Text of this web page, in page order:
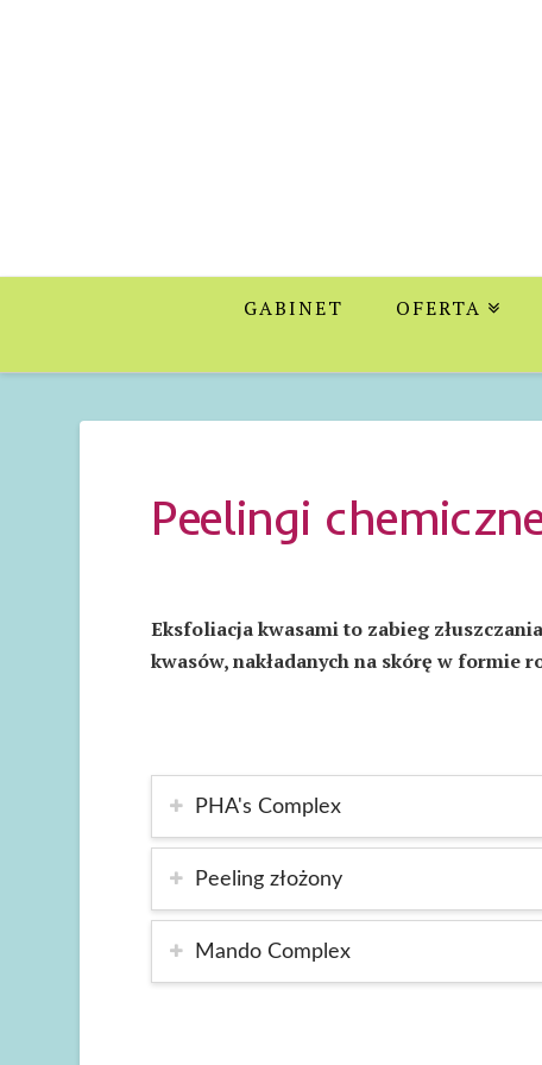
Kosmetyczny
w
Zabierzowie
GABINET OFERTA
Peelingi
Eksfoliacja kwasami to zabieg
kwasów, nakładanych na skórę w formie
PHA's Complex
Peeling złożony
Mando Complex